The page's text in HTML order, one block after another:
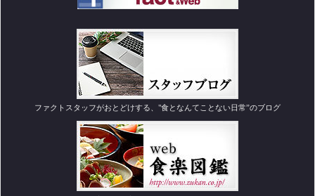
ファクトスタッフがおとどけする、"食となんてことない日常”のブログ